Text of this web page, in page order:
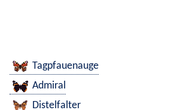
Tagpfauenauge
Admiral
Distelfalter